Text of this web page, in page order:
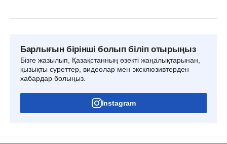
Барлығын бірінші болып біліп отырыңыз
Бізге жазылып, Қазақстанның өзекті жаңалықтарынан,
қызықты суреттер, видеолар мен эксклюзивтерден
хабардар болыңыз.
Instagram